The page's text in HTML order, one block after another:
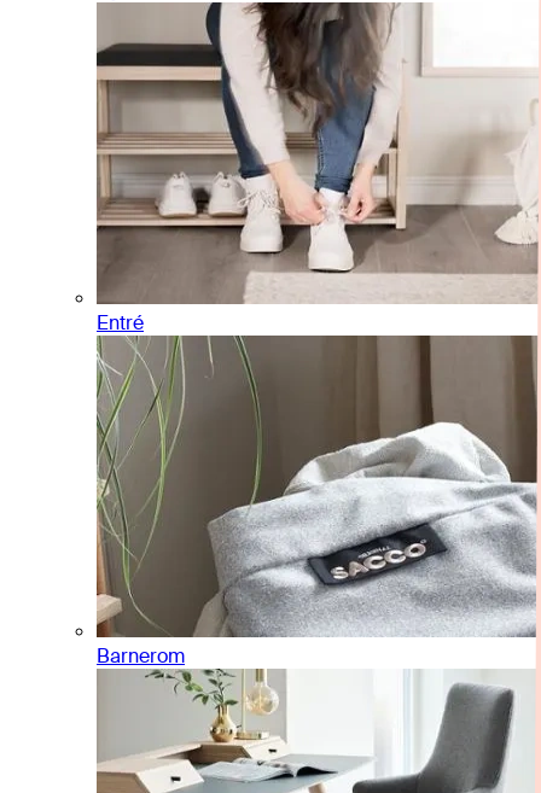
Entré
Barnerom